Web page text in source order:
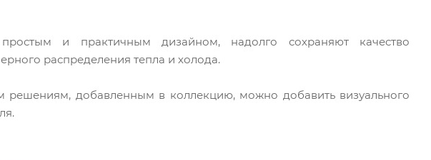
простым и практичным дизайном, надолго сохраняют качество
распределения тепла и холода.
решениям, добавленным в коллекцию, можно добавить визуального